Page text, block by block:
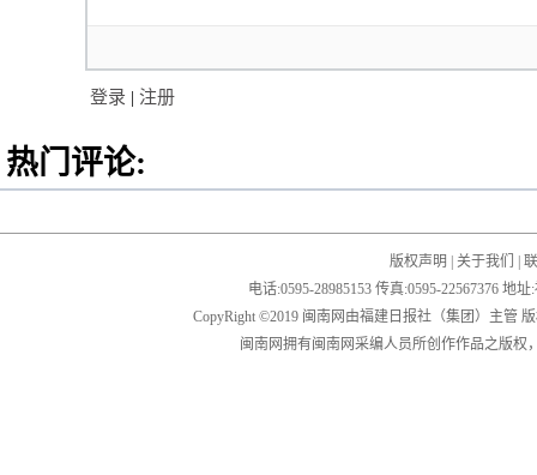
登录 | 注册
热门评论:
版权声明 关于我们
电话:0595-28985153 传真:0595-22567376 地
CopyRight ©2019 闽南网由福建日报社（集团）主管
闽南网拥有闽南网采编人员所创作作品之版